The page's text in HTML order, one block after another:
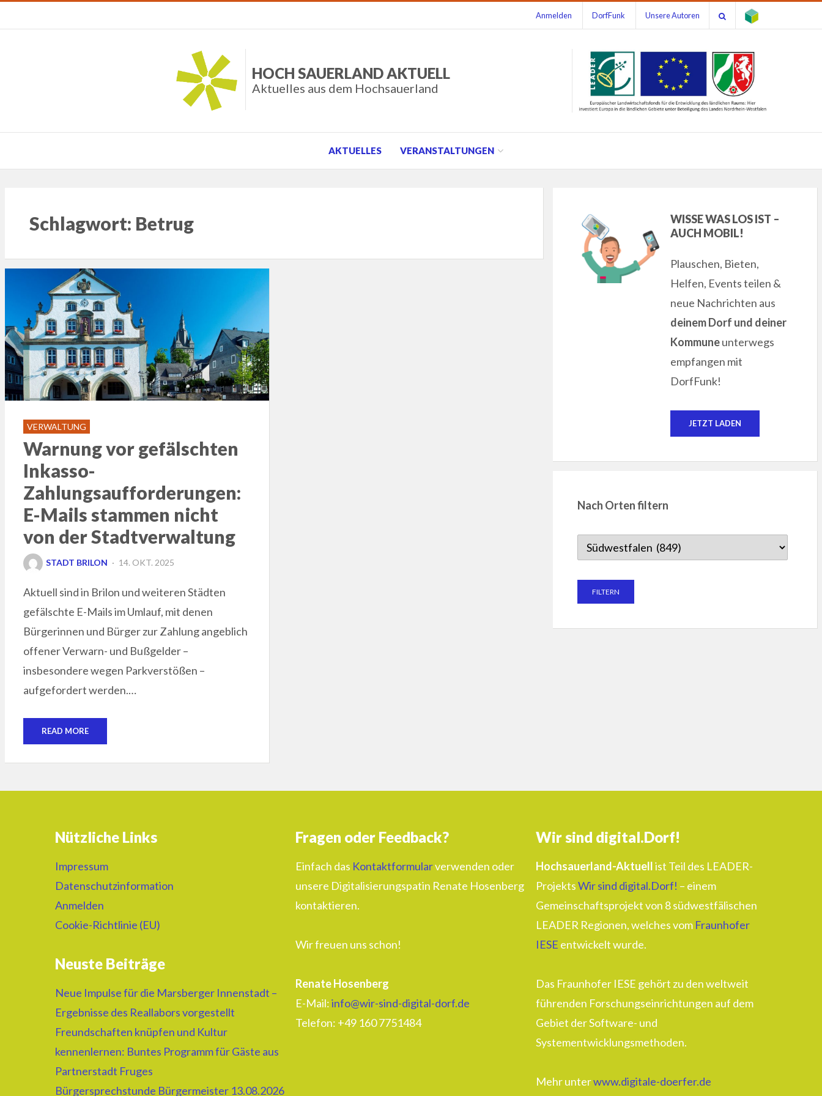
Anmelden DorfFunk Unsere Autoren
HOCH SAUERLAND AKTUELL
Aktuelles aus dem Hochsauerland
AKTUELLES VERANSTALTUNGEN
Schlagwort: Betrug
VERWALTUNG
Warnung vor gefälschten
Inkasso-
Zahlungsaufforderungen:
E-Mails stammen nicht
von der Stadtverwaltung
STADT BRILON
POSTED
14. OKT. 2025
Aktuell sind in Brilon und weiteren Städten
gefälschte E-Mails im Umlauf, mit denen
Bürgerinnen und Bürger zur Zahlung angeblich
offener Verwarn- und Bußgelder –
insbesondere wegen Parkverstößen –
aufgefordert werden.…
READ MORE
WISSE WAS LOS IST –
AUCH MOBIL!
Plauschen, Bieten,
Helfen, Events teilen &
neue Nachrichten aus
deinem Dorf und deiner
Kommuneunterwegs
empfangen mit
DorfFunk!
JETZT LADEN
Nach Orten filtern
Nützliche Links
Impressum
Datenschutzinformation
Anmelden
Cookie-Richtlinie (EU)
Neuste Beiträge
Neue Impulse für die Marsberger Innenstadt –
Ergebnisse des Reallabors vorgestellt
Freundschaften knüpfen und Kultur
kennenlernen: Buntes Programm für Gäste aus
Partnerstadt Fruges
Bürgersprechstunde Bürgermeister 13.08.2026
Fragen oder Feedback?
Einfach das Kontaktformularverwenden oder
unsere Digitalisierungspatin Renate Hosenberg
kontaktieren.
Wir freuen uns schon!
Renate Hosenberg
E-Mail:info@wir-sind-digital-dorf.de
Telefon: ‭+49 160 7751484‬
Wir sind digital.Dorf!
Hochsauerland-Aktuellist Teil des LEADER-
ProjektsWir sind digital.Dorf! – einem
Gemeinschaftsprojekt von 8 südwestfälischen
LEADER Regionen, welches vom Fraunhofer
IESE entwickelt wurde.
Das Fraunhofer IESE gehört zu den weltweit
führenden Forschungseinrichtungen auf dem
Gebiet der Software- und
Systementwicklungsmethoden.
Mehr unterwww.digitale-doerfer.de